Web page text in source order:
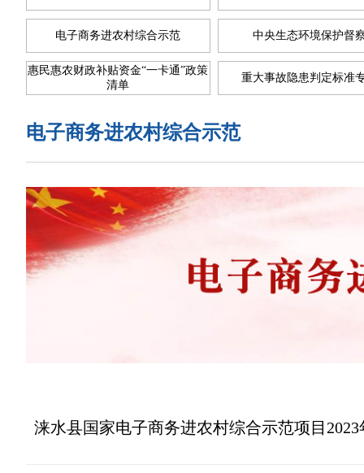
电子商务进农村综合示范 中央生态环境保护督
惠民惠农财政补贴资金“一卡通”政策
清单
重大事故隐患判定标准
电子商务进农村综合示范
涞水县国家电子商务进农村综合示范项目